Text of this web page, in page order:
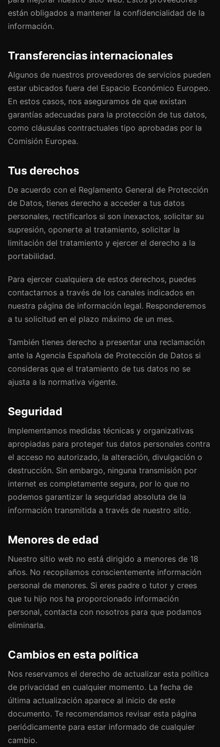
están obligados a mantener la confidencialidad de la
información.
Transferencias internacionales
Algunos de nuestros proveedores de servicios pueden
estar ubicados fuera del Espacio Económico Europeo.
En estos casos, nos aseguramos de que existan
garantías adecuadas para la protección de tus datos,
como cláusulas contractuales tipo aprobadas por la
Comisión Europea.
Tus derechos
De acuerdo con el Reglamento General de Protección
de Datos, tienes derecho a acceder a tus datos
personales, rectificarlos si son inexactos, solicitar su
supresión, oponerte al tratamiento, solicitar la
limitación del tratamiento y ejercer el derecho a la
portabilidad.
Para ejercer cualquiera de estos derechos, puedes
contactarnos a través de los canales indicados en
nuestra página de información legal. Responderemos
a tu solicitud en el plazo máximo de un mes.
También tienes derecho a presentar una reclamación
ante la Agencia Española de Protección de Datos si
consideras que el tratamiento de tus datos no se
ajusta a la normativa vigente.
Seguridad
Implementamos medidas técnicas y organizativas
apropiadas para proteger tus datos personales contra
el acceso no autorizado, la alteración, divulgación o
destrucción. Sin embargo, ninguna transmisión por
internet es completamente segura, por lo que no
podemos garantizar la seguridad absoluta de la
información transmitida a través de nuestro sitio.
Menores de edad
Nuestro sitio web no está dirigido a menores de 18
años. No recopilamos conscientemente información
personal de menores. Si eres padre o tutor y crees
que tu hijo nos ha proporcionado información
personal, contacta con nosotros para que podamos
eliminarla.
Cambios en esta política
Nos reservamos el derecho de actualizar esta política
de privacidad en cualquier momento. La fecha de
última actualización aparece al inicio de este
documento. Te recomendamos revisar esta página
periódicamente para estar informado de cualquier
cambio.